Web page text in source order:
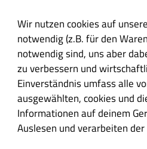
Wir nutzen cookies auf
notwendig (z.B. für den
notwendig sind, uns aber
zu verbessern und
Einverständnis umfass alle
ausgewählten, cookies und
Informationen auf deinem
Auslesen und verarbeiten